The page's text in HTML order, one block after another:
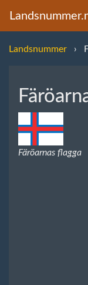
Landsnummer
Färöarnas flagga